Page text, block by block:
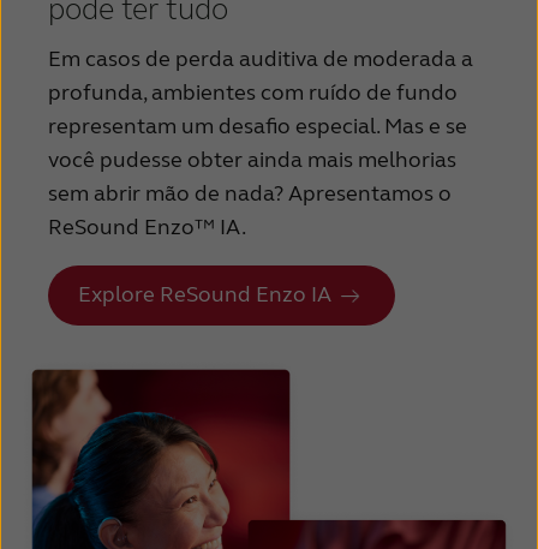
Türkçe United Kingdom
United States Österreich
عربي 日本
pode ter tudo
Em casos de perda auditiva de moderada a
profunda, ambientes com ruído de fundo
representam um desafio especial. Mas e se
você pudesse obter ainda mais melhorias
sem abrir mão de nada? Apresentamos o
ReSound Enzo™ IA.
Explore ReSound Enzo IA